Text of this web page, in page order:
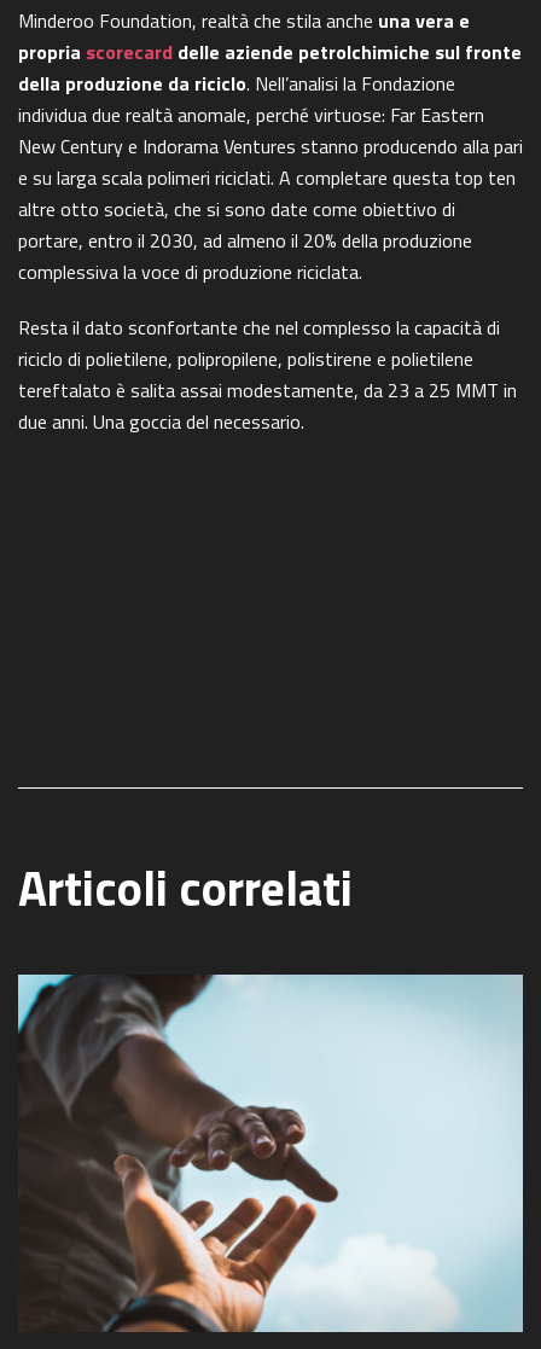
Minderoo Foundation, realtà che stila anche una vera e
propria scorecard delle aziende petrolchimiche sul fronte
della produzione da riciclo. Nell’analisi la Fondazione
individua due realtà anomale, perché virtuose: Far Eastern
New Century e Indorama Ventures stanno producendo alla pari
e su larga scala polimeri riciclati. A completare questa top ten
altre otto società, che si sono date come obiettivo di
portare, entro il 2030, ad almeno il 20% della produzione
complessiva la voce di produzione riciclata.
Resta il dato sconfortante che nel complesso la capacità di
riciclo di polietilene, polipropilene, polistirene e polietilene
tereftalato è salita assai modestamente, da 23 a 25 MMT in
due anni. Una goccia del necessario.
Articoli correlati